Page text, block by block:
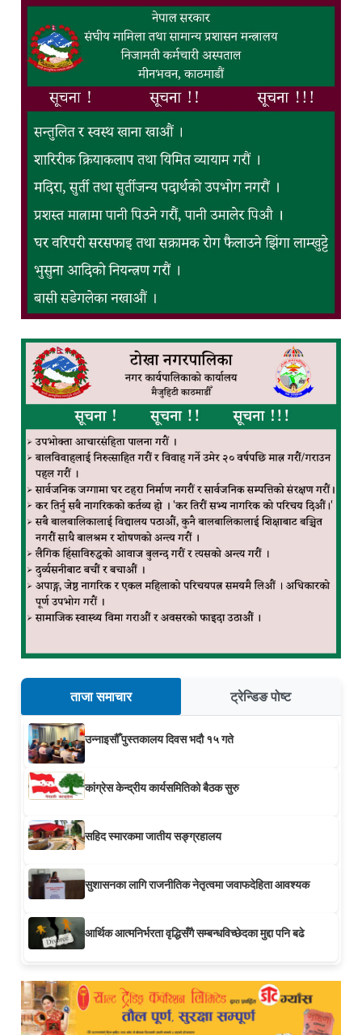
ताजा समाचार ट्रेन्डिङ पोष्ट
उन्नाइसौँ पुस्तकालय दिवस भदौ १५ गते
कांग्रेस केन्द्रीय कार्यसमितिको बैठक सुरु
सहिद स्मारकमा जातीय सङ्ग्रहालय
सुशासनका लागि राजनीतिक नेतृत्वमा जवाफदेहिता आवश्यक
आर्थिक आत्मनिर्भरता वृद्धिसँगै सम्बन्धविच्छेदका मुद्दा पनि बढे